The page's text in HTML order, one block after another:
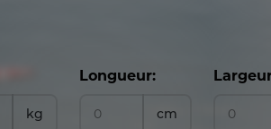
kg
Longueur:
cm